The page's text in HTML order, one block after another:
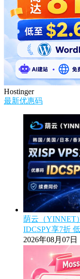
Hostinger
最新优惠码
荫云（YINNET
IDCSPY享7折
2026年08月07日